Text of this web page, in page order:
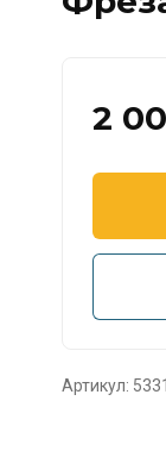
2
Артикул: 5331